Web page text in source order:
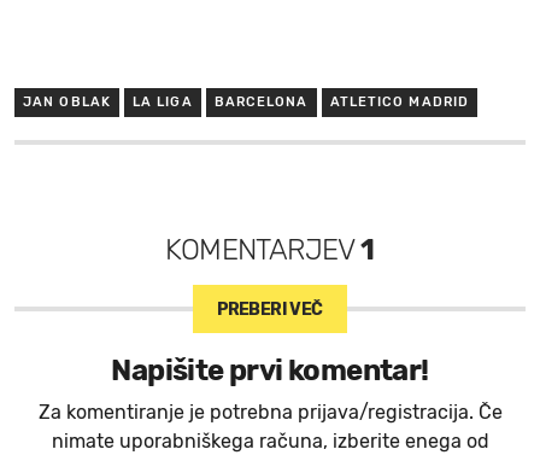
JAN OBLAK LA LIGA BARCELONA ATLETICO MADRID
KOMENTARJEV1
PREBERI VEČ
Napišite prvi komentar!
Za komentiranje je potrebna prijava/registracija. Če
nimate uporabniškega računa, izberite enega od